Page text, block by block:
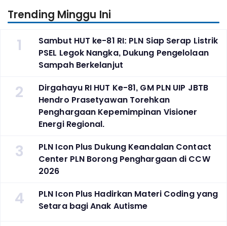
Trending Minggu Ini
1
Sambut HUT ke-81 RI: PLN Siap Serap Listrik
PSEL Legok Nangka, Dukung Pengelolaan
Sampah Berkelanjut
2
Dirgahayu RI HUT Ke-81, GM PLN UIP JBTB
Hendro Prasetyawan Torehkan
Penghargaan Kepemimpinan Visioner
Energi Regional.
3
PLN Icon Plus Dukung Keandalan Contact
Center PLN Borong Penghargaan di CCW
2026
4
PLN Icon Plus Hadirkan Materi Coding yang
Setara bagi Anak Autisme